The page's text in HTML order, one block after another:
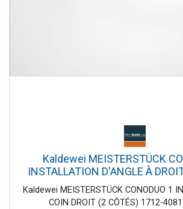
Kaldewei MEISTERSTÜCK
INSTALLATION D'ANGLE À
1712-4081 Baignoire
cm, brillant, blanc
Kaldewei MEISTERSTÜCK CONODUO 1
COIN DROIT (2 CÔTÉS) 1712-